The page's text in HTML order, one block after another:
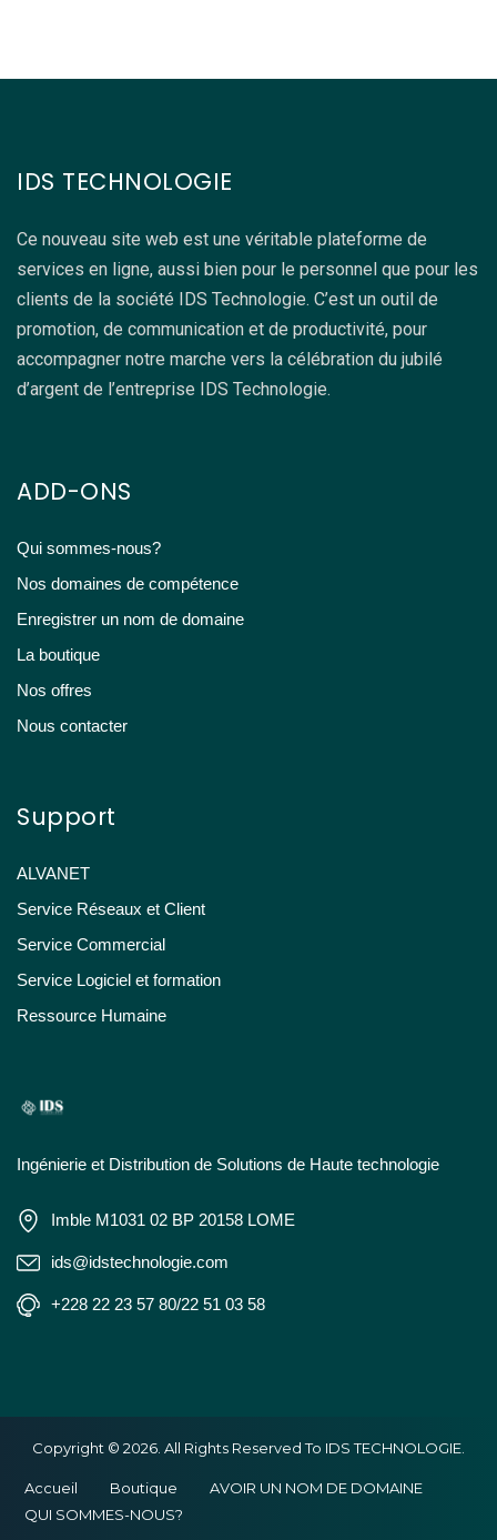
IDS TECHNOLOGIE
Ce nouveau site web est une véritable plateforme de
services en ligne, aussi bien pour le personnel que pour les
clients de la société IDS Technologie. C’est un outil de
promotion, de communication et de productivité, pour
accompagner notre marche vers la célébration du jubilé
d’argent de l’entreprise IDS Technologie.
ADD-ONS
Qui sommes-nous?
Nos domaines de compétence
Enregistrer un nom de domaine
La boutique
Nos offres
Nous contacter
Support
ALVANET
Service Réseaux et Client
Service Commercial
Service Logiciel et formation
Ressource Humaine
Ingénierie et Distribution de Solutions de Haute technologie
Imble M1031 02 BP 20158 LOME
ids@idstechnologie.com
+228 22 23 57 80/22 51 03 58
Copyright © 2026. All Rights Reserved To IDS TECHNOLOGIE.
Accueil Boutique
AVOIR UN NOM DE DOMAINE
QUI SOMMES-NOUS?